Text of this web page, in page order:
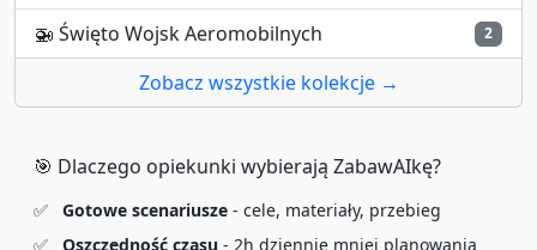
🚁 Święto Wojsk Aeromobilnych 2
Zobacz wszystkie kolekcje →
🎯 Dlaczego opiekunki wybierają ZabawAIkę?
✅ Gotowe scenariusze - cele, materiały, przebieg
✅
Oszczędność czasu - 2h dziennie mniej planowania